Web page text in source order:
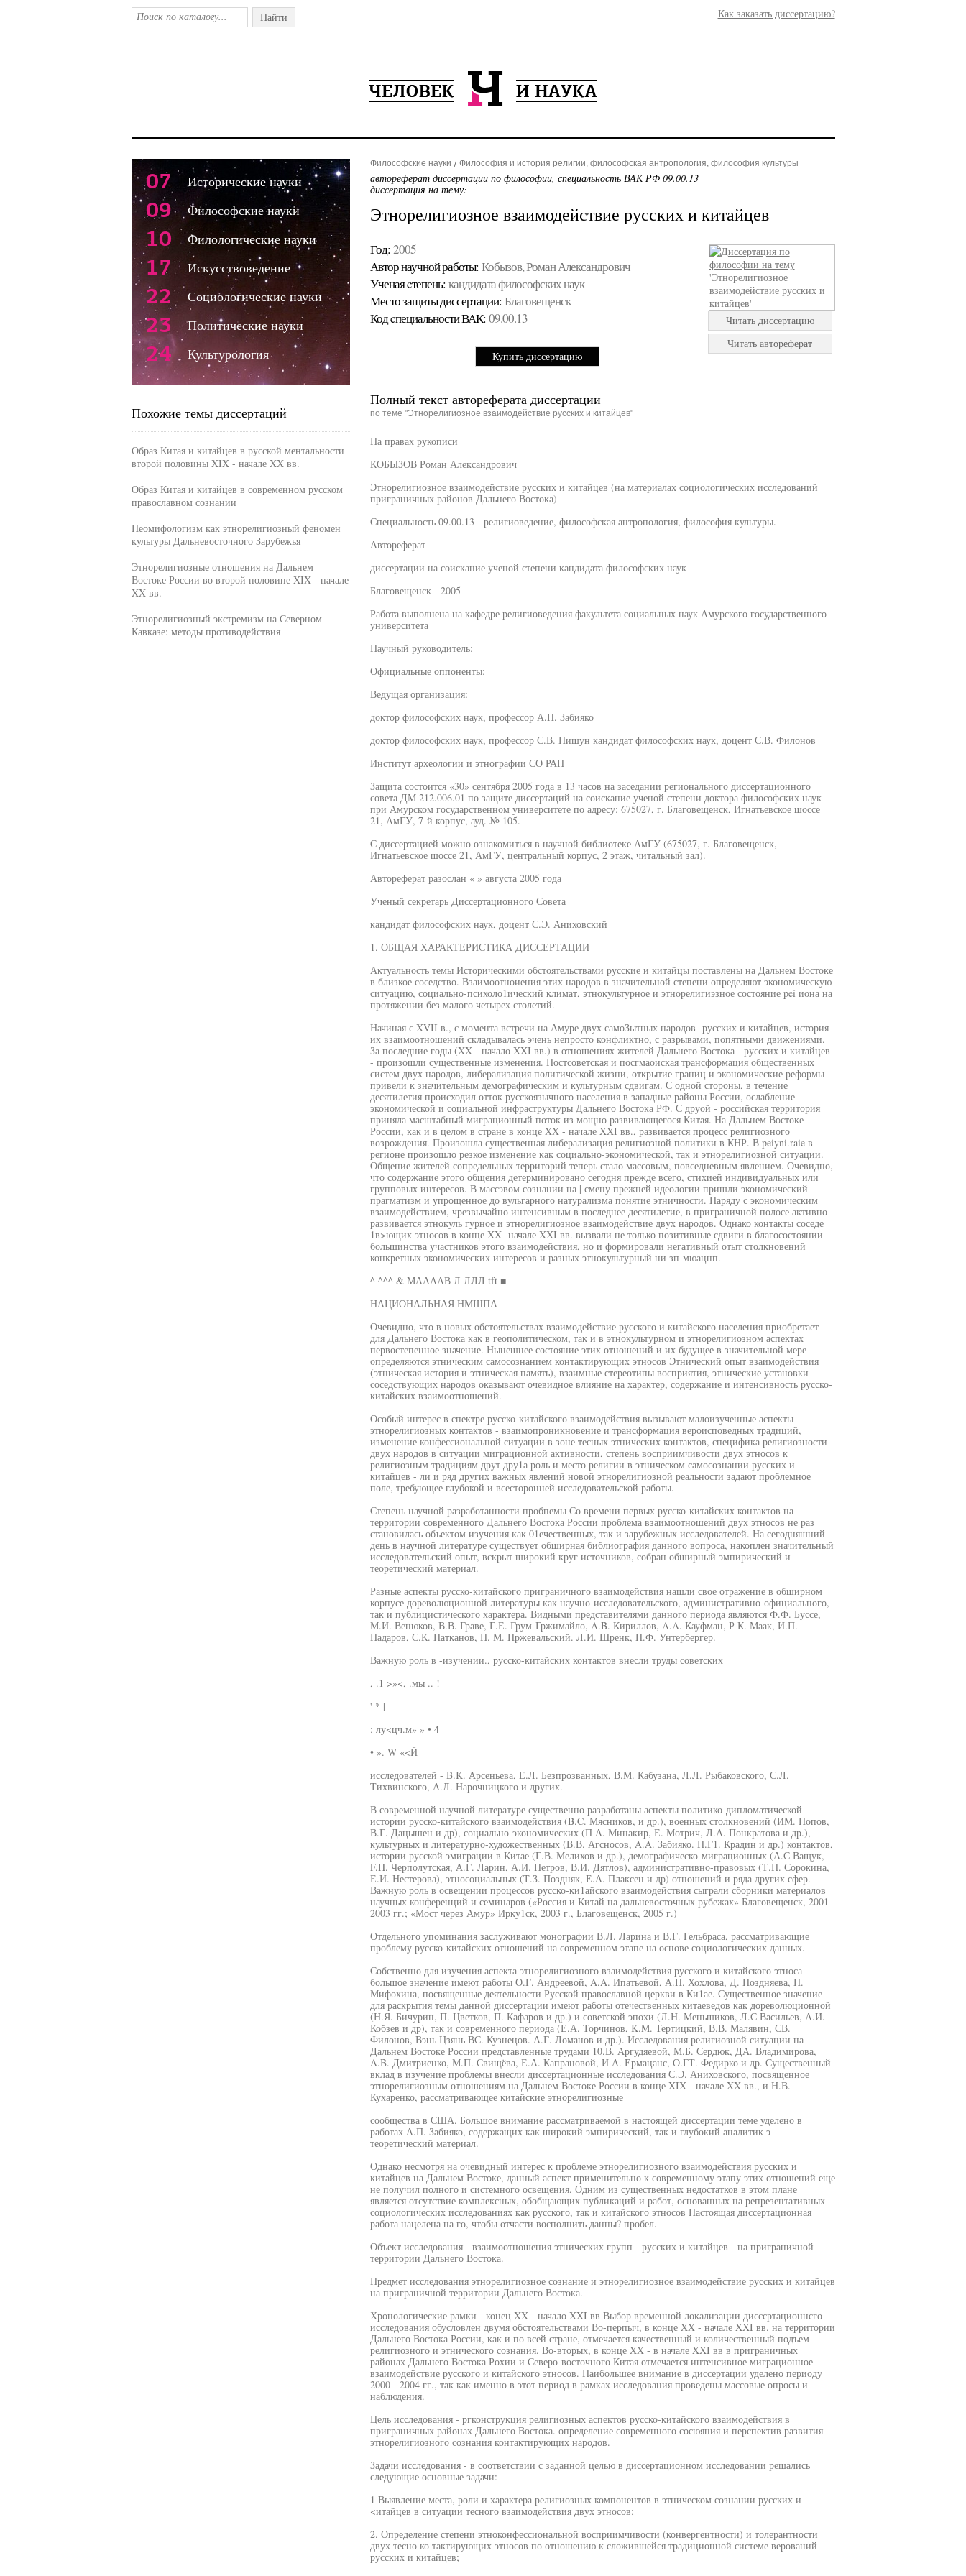
Найти Как заказать диссертацию?
Философские науки Философия и история религии, философская антропология, философия культуры
автореферат диссертации по философии, специальность ВАК РФ 09.00.13
диссертация на тему:
Этнорелигиозное взаимодействие русских и китайцев
Год: 2005
Автор научной работы: Кобызов, Роман Александрович
Ученая cтепень: кандидата философских наук
Место защиты диссертации: Благовещенск
Код cпециальности ВАК: 09.00.13
Купить диссертацию
Читать диссертацию
Читать автореферат
Полный текст автореферата диссертации
по теме "Этнорелигиозное взаимодействие русских и китайцев"
На правах рукописи
КОБЫЗОВ Роман Александрович
Этнорелигиозное взаимодействие русских и китайцев (на материалах социологических исследований
приграничных районов Дальнего Востока)
Специальность 09.00.13 - религиоведение, философская антропология, философия культуры.
Автореферат
диссертации на соискание ученой степени кандидата философских наук
Благовещенск - 2005
Работа выполнена на кафедре религиоведения факультета социальных наук Амурского государственного
университета
Научный руководитель:
Официальные оппоненты:
Ведущая организация:
доктор философских наук, профессор А.П. Забияко
доктор философских наук, профессор С.В. Пишун кандидат философских наук, доцент С.В. Филонов
Институт археологии и этнографии СО РАН
Защита состоится «30» сентября 2005 года в 13 часов на заседании регионального диссертационного
совета ДМ 212.006.01 по защите диссертаций на соискание ученой степени доктора философских наук
при Амурском государственном университете по адресу: 675027, г. Благовещенск, Игнатьевское шоссе
21, АмГУ, 7-й корпус, ауд. № 105.
С диссертацией можно ознакомиться в научной библиотеке АмГУ (675027, г. Благовещенск,
Игнатьевское шоссе 21, АмГУ, центральный корпус, 2 этаж, читальный зал).
Автореферат разослан « » августа 2005 года
Ученый секретарь Диссертационного Совета
кандидат философских наук, доцент С.Э. Аниховский
1. ОБЩАЯ ХАРАКТЕРИСТИКА ДИССЕРТАЦИИ
Актуальность темы Историческими обстоятельствами русские и китайцы поставлены на Дальнем Востоке
в близкое соседство. Взаимоотноиения этих народов в значительной степени определяют экономическую
ситуацию, социально-психоло1ический климат, этнокультурное и этнорелигиэзное состояние peí иона на
протяжении без малого четырех столетий.
Начиная с XVII в., с момента встречи на Амуре двух самоЗытных народов -русских и китайцев, история
их взаимоотношений складывалась эчень непросто конфликтно, с разрывами, попятными движениями.
За последние годы (XX - начало XXI вв.) в отношениях жителей Дальнего Востока - русских и китайцев
- произошли существенные изменения. Постсоветская и посгмаоиская трансформация общественных
систем двух народов, либерализация политической жизни, открытие границ и экономические реформы
привели к значительным демографическим и культурным сдвигам. С одной стороны, в течение
десятилетия происходил отток русскоязычного населения в западные районы России, ослабление
экономической и социальной инфраструктуры Дальнего Востока РФ. С друой - российская территория
приняла масштабный миграционный поток из мощно развивающегося Китая. На Дальнем Востоке
России, как и в целом в стране в конце XX - начале XXI вв., развивается процесс религиозного
возрождения. Произошла существенная либерализация религиозной политики в КНР. В peiyni.raie в
регионе произошло резкое изменение как социально-экономической, так и этнорелигиозной ситуации.
Общение жителей сопредельных территорий теперь стало массовым, повседневным явлением. Очевидно,
что содержание этого общения детерминировано сегодня прежде всего, стихией индивидуальных или
групповых интересов. В массэвом сознании на | смену прежней идеологии пришли экономический
прагматизм и упрощенное до вульгарного натурализма понятие этничности. Наряду с экономическим
взаимодействием, чрезвычайно интенсивным в последнее десятилетие, в приграничной полосе активно
развивается этнокуль гурное и этнорелигиозное взаимодействие двух народов. Однако контакты соседе
1в>ющих этносов в конце XX -начале XXI вв. вызвали не только позитивные сдвиги в благосостоянии
большинства участников этого взаимодействия, но и формировали негативный отыт столкновений
конкретных экономических интересов и разных этнокультурный ни зп-мюацнп.
^ ^^^ & МААААВ Л ЛЛЛ tft ■
НАЦИОНАЛЬНАЯ НМШПА
Очевидно, что в новых обстоятельствах взаимодействие русского и китайского населения приобретает
для Дальнего Востока как в геополитическом, так и в этнокультурном и этнорелигиозном аспектах
первостепенное значение. Нынешнее состояние этих отношений и их будущее в значительной мере
определяются этническим самосознанием контактирующих этносов Этнический опыт взаимодействия
(этническая история и этническая память), взаимные стереотипы восприятия, этнические установки
соседствующих народов оказывают очевидное влияние на характер, содержание и интенсивность русско-
китайских взаимоотношений.
Особый интерес в спектре русско-китайского взаимодействия вызывают малоизученные аспекты
этнорелигиозных контактов - взаимопроникновение и трансформация вероисповедных традиций,
изменение конфессиональной ситуации в зоне тесных этнических контактов, специфика религиозности
двух народов в ситуации миграционной активности, степень восприимчивости двух этносов к
религиозным традициям друт дру1а роль и место религии в этническом самосознании русских и
китайцев - ли и ряд других важных явлений новой этнорелигиозной реальности задают проблемное
поле, требующее глубокой и всесторонней исследовательской работы.
Степень научной разработанности пробпемы Со времени первых русско-китайских контактов на
территории современного Дальнего Востока России проблема взаимоотношений двух этносов не раз
становилась объектом изучения как 01ечественных, так и зарубежных исследователей. На сегодняшний
день в научной литературе существует обширная библиография данного вопроса, накоплен значительный
исследовательский опыт, вскрыт широкий круг источников, собран обширный эмпирический и
теоретический материал.
Разные аспекты русско-китайского приграничного взаимодействия нашли свое отражение в обширном
корпусе дореволюционной литературы как научно-исследовательского, административно-официального,
так и публицистического характера. Видными представителями данного периода являются Ф.Ф. Буссе,
М.И. Венюков, В.В. Граве, Г.Е. Грум-Гржимайло, A.B. Кириллов, A.A. Кауфман, Р К. Маак, И.П.
Надаров, С.К. Патканов, Н. М. Пржевальский. Л.И. Шренк, П.Ф. Унтербергер.
Важную роль в -изучении., русско-китайских контактов внесли труды советских
, .1 >»<, .мы .. !
' * |
; лу<цч.м» » • 4
• ». W «<Й
исследователей - B.K. Арсеньева, Е.Л. Безпрозванных, В.М. Кабузана, Л.Л. Рыбаковского, С.Л.
Тихвинского, А.Л. Нарочницкого и других.
В современной научной литературе существенно разработаны аспекты политико-дипломатической
истории русско-китайского взаимодействия (B.C. Мясников, и др.), военных столкновений (ИМ. Попов,
В.Г. Дацышен и др), социально-экономических (П А. Минакир, Е. Мотрич, Л.А. Понкратова и др.),
культурных и литературно-художественных (В.В. Агсносов, A.A. Забияко. Н.Г1. Крадин и др.) контактов,
истории русской эмиграции в Китае (Г.В. Мелихов и др.), демографическо-миграционных (А.С Ващук,
F.H. Черполутская, А.Г. Ларин, А.И. Петров, В.И. Дятлов), административно-правовых (Т.Н. Сорокина,
Е.И. Нестерова), этносоциальных (Т.З. Поздняк, Е.А. Плаксен и др) отношений и ряда других сфер.
Важную роль в освещении процессов русско-ки1айского взаимодействия сыграли сборники материалов
научных конференций и семинаров («Россия и Китай на дальневосточных рубежах» Благовещенск, 2001-
2003 гг.; «Мост через Амур» Ирку1ск, 2003 г., Благовещенск, 2005 г.)
Отдельного упоминания заслуживают монографии В.Л. Ларина и В.Г. Гельбраса, рассматривающие
проблему русско-китайских отношений на современном этапе на основе социологических данных.
Собственно для изучения аспекта этнорелигиозного взаимодействия русского и китайского этноса
большое значение имеют работы О.Г. Андреевой, A.A. Ипатьевой, А.Н. Хохлова, Д. Поздняева, Н.
Мифохина, посвященные деятельности Русской православной церкви в Ки1ае. Существенное значение
для раскрытия темы данной диссертации имеют работы отечественных китаеведов как дореволюционной
(Н.Я. Бичурин, П. Цветков, П. Кафаров и др.) и советской эпохи (Л.Н. Меньшиков, Л.С Васильев, А.И.
Кобзев и др), так и современного периода (Е.А. Торчинов, K.M. Тертицкий, В.В. Малявин, СВ.
Филонов, Вэнь Цзянь ВС. Кузнецов. А.Г. Ломанов и др.). Исследования религиозной ситуации на
Дальнем Востоке России представленные трудами 10.В. Аргудяевой, М.Б. Сердюк, ДА. Владимирова,
A.B. Дмитриенко, М.П. Свищёва, Е.А. Капрановой, И А. Ермацанс, О.ГТ. Федирко и др. Существенный
вклад в изучение проблемы внесли диссертационные исследования С.Э. Аниховского, посвященное
этнорелигиозным отношениям на Дальнем Востоке России в конце XIX - начале XX вв., и Н.В.
Кухаренко, рассматривающее китайские этнорелигиозные
сообщества в США. Большое внимание рассматриваемой в настоящей диссертации теме уделено в
работах А.П. Забияко, содержащих как широкий эмпирический, так и глубокий аналитик э-
теоретический материал.
Однако несмотря на очевидный интерес к проблеме этнорелигиозного взаимодействия русских и
китайцев на Дальнем Востоке, данный аспект применительно к современному этапу этих отношений еще
не получил полного и системного освещения. Одним из существенных недостатков в этом плане
является отсутствие комплексных, обобщающих публикаций и работ, основанных на репрезентативных
социологических исследованиях как русского, так и китайского этносов Настоящая диссертационная
работа нацелена на го, чтобы отчасти восполнить данны? пробел.
Объект исследования - взаимоотношения этнических групп - русских и китайцев - на приграничной
территории Дальнего Востока.
Предмет исследования этнорелигиозное сознание и этнорелигиозное взаимодействие русских и китайцев
на приграничной территории Дальнего Востока.
Хронологические рамки - конец XX - начало XXI вв Выбор временной локализации дисссртационнсго
исследования обусловлен двумя обстоятельствами Во-перпыч, в конце XX - начале XXI вв. на территории
Дальнего Востока России, как и по всей стране, отмечается качественный и количественный подъем
религиозного и этнического сознания. Во-вторых, в конце XX - в начале XXI вв в приграничных
районах Дальнего Востока Рохии и Северо-восточного Китая отмечается интенсивное миграционное
взаимодействие русского и китайского этносов. Наибольшее внимание в диссертации уделено периоду
2000 - 2004 гг., так как именно в этот период в рамках исследования проведены массовые опросы и
наблюдения.
Цель исследования - ргконструкция религиозных аспектов русско-китайского взаимодействия в
приграничных районах Дальнего Востока. определение современного сосюяния и перспектив развития
этнорелигиозного сознания контактирующих народов.
Задачи исследования - в соответствии с заданной целью в диссертационном исследовании решались
следующие основные задачи:
1 Выявление места, роли и характера религиозных компонентов в этническом сознании русских и
<итайцев в ситуации тесного взаимодействия двух этносов;
2. Определение степени этноконфессиональной восприимчивости (конвергентности) и толерантности
двух тесно ко тактирующих этносов по отношению к сложившейся традиционной системе верований
русских и китайцев;
07 Исторические науки
09 Философские науки
10 Филологические науки
17 Искусствоведение
22 Социологические науки
23 Политические науки
24 Культурология
Похожие темы диссертаций
Образ Китая и китайцев в русской ментальности
второй половины XIX - начале XX вв.
Образ Китая и китайцев в современном русском
православном сознании
Неомифологизм как этнорелигиозный феномен
культуры Дальневосточного Зарубежья
Этнорелигиозные отношения на Дальнем
Востоке России во второй половине XIX - начале
XX вв.
Этнорелигиозный экстремизм на Северном
Кавказе: методы противодействия